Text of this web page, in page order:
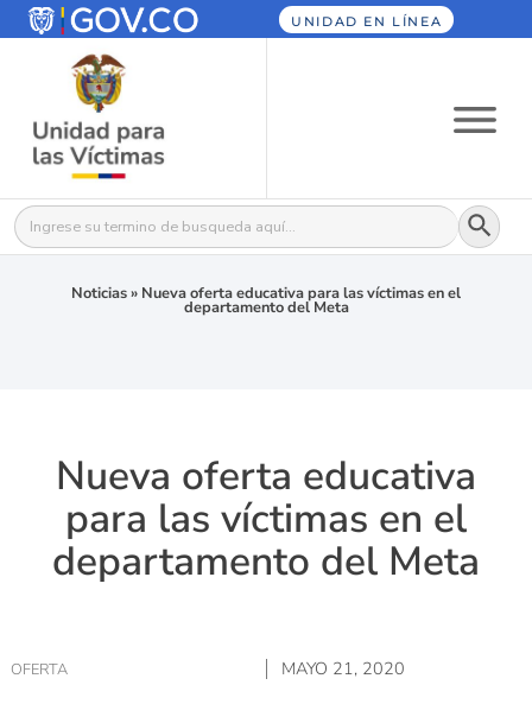
UNIDAD EN LÍNEA
Buscar: Botón
Noticias» Nueva oferta educativa para las víctimas en el
departamento del Meta
Nueva oferta educativa
para las víctimas en el
departamento del Meta
OFERTA MAYO 21, 2020